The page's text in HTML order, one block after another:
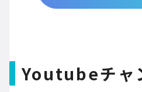
Youtubeチャ